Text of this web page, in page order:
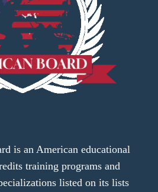
is an American educational
training programs and
listed on its lists